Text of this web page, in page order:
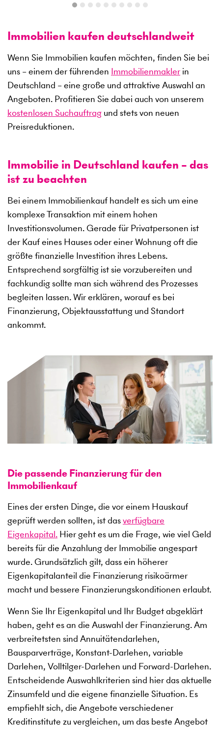
Immobilien kaufen deutschlandweit
Wenn Sie Immobilien kaufen möchten, finden Sie bei
uns – einem der führenden Immobilienmakler in
Deutschland – eine große und attraktive Auswahl an
Angeboten. Profitieren Sie dabei auch von unserem
kostenlosen Suchauftrag und stets von neuen
Preisreduktionen.
Immobilie in Deutschland kaufen – das
ist zu beachten
Bei einem Immobilienkauf handelt es sich um eine
komplexe Transaktion mit einem hohen
Investitionsvolumen. Gerade für Privatpersonen ist
der Kauf eines Hauses oder einer Wohnung oft die
größte finanzielle Investition ihres Lebens.
Entsprechend sorgfältig ist sie vorzubereiten und
fachkundig sollte man sich während des Prozesses
begleiten lassen. Wir erklären, worauf es bei
Finanzierung, Objektausstattung und Standort
ankommt.
Die passende Finanzierung für den
Immobilienkauf
Eines der ersten Dinge, die vor einem Hauskauf
geprüft werden sollten, ist dasverfügbare
Eigenkapital. Hier geht es um die Frage, wie viel Geld
bereits für die Anzahlung der Immobilie angespart
wurde. Grundsätzlich gilt, dass ein höherer
Eigenkapitalanteil die Finanzierung risikoärmer
macht und bessere Finanzierungskonditionen erlaubt.
Wenn Sie Ihr Eigenkapital und Ihr Budget abgeklärt
haben, geht es an die Auswahl der Finanzierung. Am
verbreitetsten sind Annuitätendarlehen,
Bausparverträge, Konstant-Darlehen, variable
Darlehen, Volltilger-Darlehen und Forward-Darlehen.
Entscheidende Auswahlkriterien sind hier das aktuelle
Zinsumfeld und die eigene finanzielle Situation. Es
empfiehlt sich, die Angebote verschiedener
Kreditinstitute zu vergleichen, um das beste Angebot